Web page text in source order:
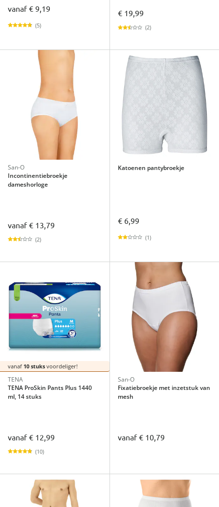
vanaf€ 9,19
(5)
€ 19,99
(2)
San-O
Incontinentiebroekje
dameshorloge
vanaf€ 13,79
(2)
Katoenen pantybroekje
€ 6,99
(1)
vanaf 10 stuks voordeliger!
TENA
TENA ProSkin Pants Plus 1440
ml, 14 stuks
vanaf€ 12,99
(10)
San-O
Fixatiebroekje met inzetstuk van
mesh
vanaf€ 10,79